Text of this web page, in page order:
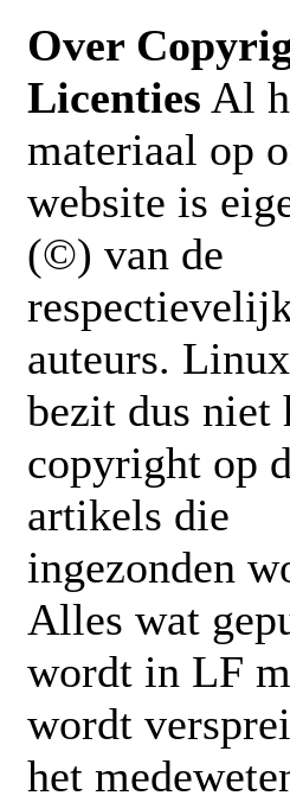
Over
Licenties Al
materiaal op
website is
(©) van de
auteurs. Linux
bezit dus niet
copyright op
artikels die
ingezonden
Alles wat
wordt in LF
wordt
het